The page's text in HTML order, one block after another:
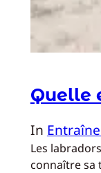
Quelle
In
Les
connaître sa